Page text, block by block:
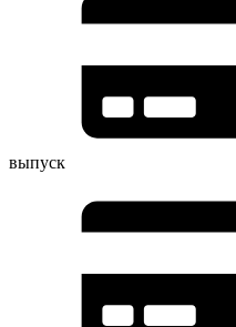
выпуск